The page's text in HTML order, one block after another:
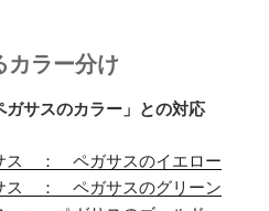
カラー分け
ガサスのカラー」との対応
ス ： ペガサスのイエロー
ス ： ペガサスのグリーン